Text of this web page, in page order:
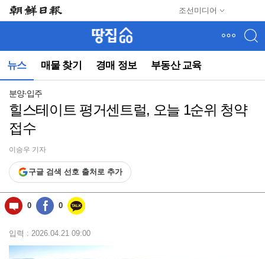
조선미디어
뉴스 매물 찾기 경매 정보 부동산 교육
뉴
(컨
동)
분양·입주
힐스테이트 평거센트럴, 오늘 1순위 청약
접수
이승우 기자
구글 검색 선호 출처로 추가
0 0
입력 : 2026.04.21 09:00